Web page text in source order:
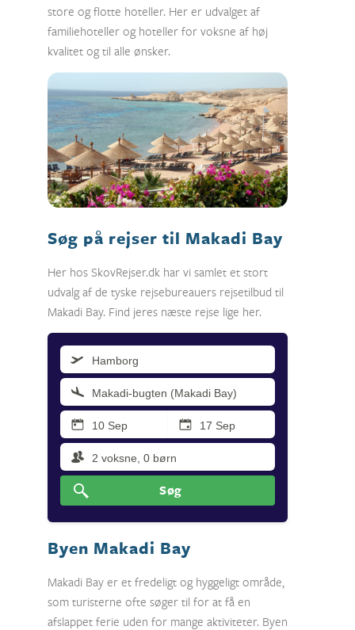
store og flotte hoteller. Her er udvalget af
familiehoteller og hoteller for voksne af høj
kvalitet og til alle ønsker.
Søg på rejser til Makadi Bay
Her hos SkovRejser.dk har vi samlet et stort
udvalg af de tyske rejsebureauers rejsetilbud til
Makadi Bay. Find jeres næste rejse lige her.
Søg
Byen Makadi Bay
Makadi Bay er et fredeligt og hyggeligt område,
som turisterne ofte søger til for at få en
afslappet ferie uden for mange aktiviteter. Byen